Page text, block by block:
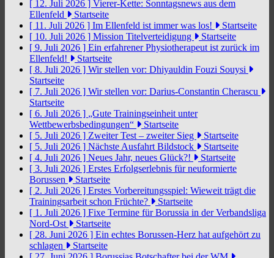
[ 12. Juli 2026 ] Vierer-Kette: Sonntagsnews aus dem
Ellenfeld
Startseite
[ 11. Juli 2026 ] Im Ellenfeld ist immer was los!
Startseite
[ 10. Juli 2026 ] Mission Titelverteidigung
Startseite
[ 9. Juli 2026 ] Ein erfahrener Physiotherapeut ist zurück im
Ellenfeld!
Startseite
[ 8. Juli 2026 ] Wir stellen vor: Dhiyauldin Fouzi Souysi
Startseite
[ 7. Juli 2026 ] Wir stellen vor: Darius-Constantin Cherascu
Startseite
[ 6. Juli 2026 ] „Gute Trainingseinheit unter
Wettbewerbsbedingungen“
Startseite
[ 5. Juli 2026 ] Zweiter Test – zweiter Sieg
Startseite
[ 5. Juli 2026 ] Nächste Ausfahrt Bildstock
Startseite
[ 4. Juli 2026 ] Neues Jahr, neues Glück?!
Startseite
[ 3. Juli 2026 ] Erstes Erfolgserlebnis für neuformierte
Borussen
Startseite
[ 2. Juli 2026 ] Erstes Vorbereitungsspiel: Wieweit trägt die
Trainingsarbeit schon Früchte?
Startseite
[ 1. Juli 2026 ] Fixe Termine für Borussia in der Verbandsliga
Nord-Ost
Startseite
[ 28. Juni 2026 ] Ein echtes Borussen-Herz hat aufgehört zu
schlagen
Startseite